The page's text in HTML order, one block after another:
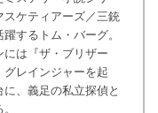
スケティアーズ／三銃
するトム・バーグ。
は『ザ・ブリザー
グレインジャーを起
、義足の私立探偵と